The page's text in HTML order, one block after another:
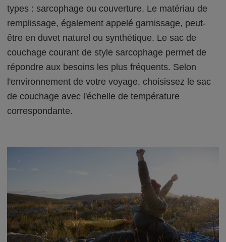
types : sarcophage ou couverture. Le matériau de
remplissage, également appelé garnissage, peut-
être en duvet naturel ou synthétique. Le sac de
couchage courant de style sarcophage permet de
répondre aux besoins les plus fréquents. Selon
l'environnement de votre voyage, choisissez le sac
de couchage avec l'échelle de température
correspondante.